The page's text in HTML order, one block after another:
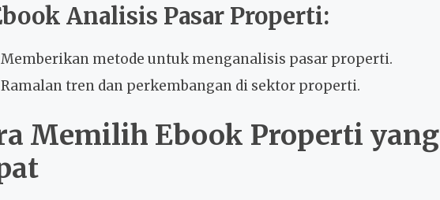
Analisis Pasar Properti:
Memberikan metode untuk menganalisis pasar properti.
Ramalan tren dan perkembangan di sektor properti.
Memilih Ebook Properti yang